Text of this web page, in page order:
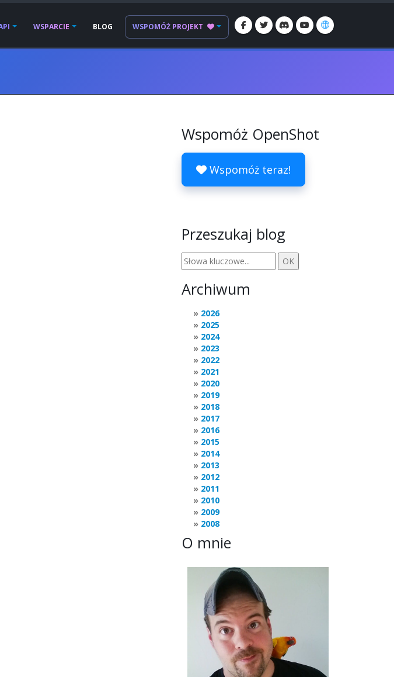
WSPARCIE BLOG WSPOMÓŻ PROJEKT
Wspomóż OpenShot
Wspomóż teraz!
Przeszukaj blog
Archiwum
2026
2025
2024
2023
2022
2021
2020
2019
2018
2017
2016
2015
2014
2013
2012
2011
2010
2009
2008
O mnie